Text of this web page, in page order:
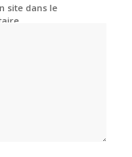
site dans le